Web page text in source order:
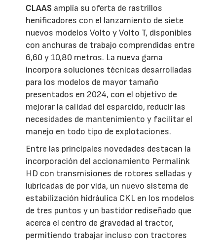
CLAAS amplía su oferta de rastrillos
henificadores con el lanzamiento de siete
nuevos modelos Volto y Volto T, disponibles
con anchuras de trabajo comprendidas entre
6,60 y 10,80 metros. La nueva gama
incorpora soluciones técnicas desarrolladas
para los modelos de mayor tamaño
presentados en 2024, con el objetivo de
mejorar la calidad del esparcido, reducir las
necesidades de mantenimiento y facilitar el
manejo en todo tipo de explotaciones.
Entre las principales novedades destacan la
incorporación del accionamiento Permalink
HD con transmisiones de rotores selladas y
lubricadas de por vida, un nuevo sistema de
estabilización hidráulica CKL en los modelos
de tres puntos y un bastidor rediseñado que
acerca el centro de gravedad al tractor,
permitiendo trabajar incluso con tractores